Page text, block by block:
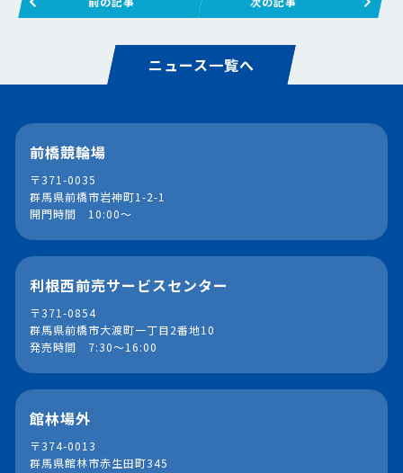
ニュース一覧へ
前橋競輪場
〒371-0035
群馬県前橋市岩神町1-2-1
開門時間 10:00～
利根西前売サービスセンター
〒371-0854
群馬県前橋市大渡町一丁目2番地10
発売時間 7:30～16:00
館林場外
〒374-0013
群馬県館林市赤生田町345